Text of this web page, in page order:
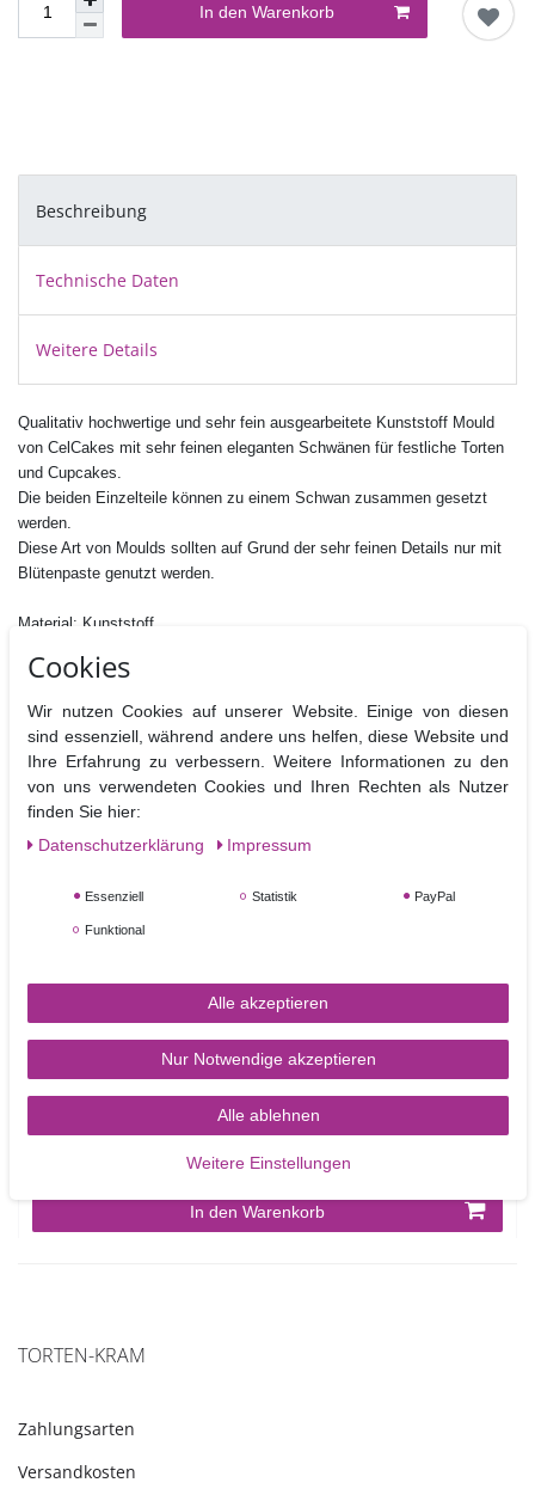
In den Warenkorb
Beschreibung
Technische Daten
Weitere Details
Qualitativ hochwertige und sehr fein ausgearbeitete Kunststoff Mould
von CelCakes mit sehr feinen eleganten Schwänen für festliche Torten
und Cupcakes.
Die beiden Einzelteile können zu einem Schwan zusammen gesetzt
werden.
Diese Art von Moulds sollten auf Grund der sehr feinen Details nur mit
Blütenpaste genutzt werden.
Material: Kunststoff
Nicht Spülmaschinen geeignet
Ähnliche Artikel
CelCakes Blütenborde und Randverzierung – Mould aus
In den Warenkorb
TORTEN-KRAM
Zahlungsarten
Versandkosten
Cookies
Wir nutzen Cookies auf unserer Website. Einige von diesen
sind essenziell, während andere uns helfen, diese Website und
Ihre Erfahrung zu verbessern. Weitere Informationen zu den
von uns verwendeten Cookies und Ihren Rechten als Nutzer
finden Sie hier:
Daten­schutz­erklärung
Impressum
Essenziell Statistik PayPal
Funktional
Alle akzeptieren
Nur Notwendige akzeptieren
Alle ablehnen
Weitere Einstellungen